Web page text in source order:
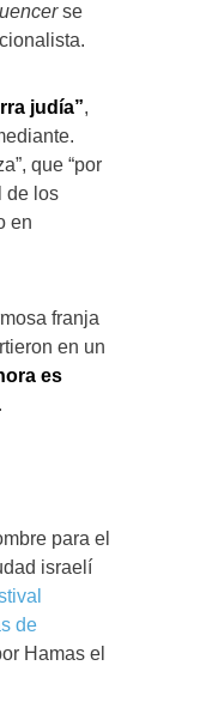
se
judía”,
que “por
de los
en
franja
en un
es
para el
israelí
de
Hamas el